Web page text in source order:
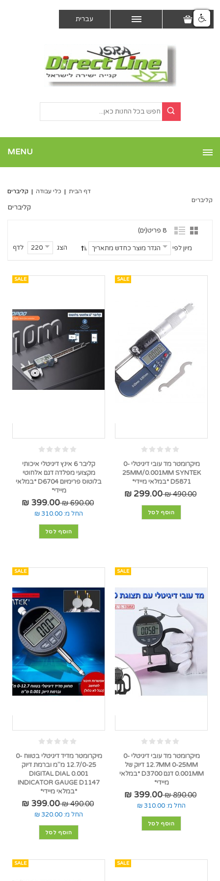
עברית
MENU
דף הבית | כלי עבודה | קליברים
קליברים
קליברים
8 פריט(ים)
הצג 220 לדף מיון לפי הגדר מוצר כחדש מתאריך
SALE
מיקרומטר מד עובי דיגיטלי 0-
25MM/0.001MM SYNTEK
D5871 *במלאי מיידי*
490.00 ₪
299.00 ₪
הוסף לסל
SALE
קליבר 6 אינץ דיגיטלי איכותי
מקצועי מפלדה דגם אלחוטי
בלוטוס פרימיום D6704 *במלאי
מיידי*
690.00 ₪
399.00 ₪
החל מ: 310.00 ₪
הוסף לסל
SALE
מיקרומטר מד עובי דיגיטלי 0-
12.7MM 0-25MM דיוק של
0.001MM דגם D3700 *במלאי
מיידי*
890.00 ₪
399.00 ₪
החל מ: 310.00 ₪
הוסף לסל
SALE
מיקרומטר מדיד דיגיטלי בטווח 0-
12.7/0-25 מ"מ וברמת דיוק
0.001 DIGITAL DIAL
INDICATOR GAUGE D1147
*במלאי מיידי*
490.00 ₪
399.00 ₪
החל מ: 320.00 ₪
הוסף לסל
SALE
SALE